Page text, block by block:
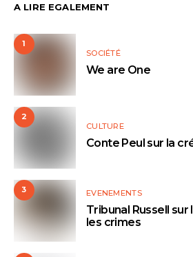
A LIRE EGALEMENT
1
SOCIÉTÉ
We are One
2
CULTURE
Conte Peul sur la
3 EVENEMENTS
Tribunal Russell sur
les crimes